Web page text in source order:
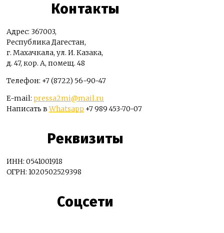
Контакты
Адрес: 367003,
Республика Дагестан,
г. Махачкала, ул. И. Казака,
д. 47, кор. А, помещ. 48
Телефон: +7 (8722) 56-90-47
E-mail: pressa2mi@mail.ru
Написать вWhatsapp +7 989 453-70-07
Реквизиты
ИНН: 0541001918
ОГРН: 1020502529398
Соцсети